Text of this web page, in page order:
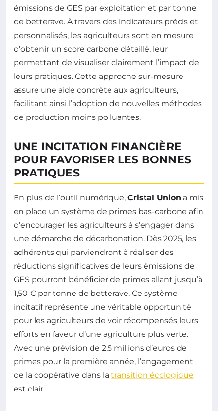
émissions de GES par exploitation et par tonne
de betterave. À travers des indicateurs précis et
personnalisés, les agriculteurs sont en mesure
d’obtenir un score carbone détaillé, leur
permettant de visualiser clairement l’impact de
leurs pratiques. Cette approche sur-mesure
assure une aide concrète aux agriculteurs,
facilitant ainsi l’adoption de nouvelles méthodes
de production moins polluantes.
UNE INCITATION FINANCIÈRE
POUR FAVORISER LES BONNES
PRATIQUES
En plus de l’outil numérique, Cristal Union a mis
en place un système de primes bas-carbone afin
d’encourager les agriculteurs à s’engager dans
une démarche de décarbonation. Dès 2025, les
adhérents qui parviendront à réaliser des
réductions significatives de leurs émissions de
GES pourront bénéficier de primes allant jusqu’à
1,50 € par tonne de betterave. Ce système
incitatif représente une véritable opportunité
pour les agriculteurs de voir récompensés leurs
efforts en faveur d’une agriculture plus verte.
Avec une prévision de 2,5 millions d’euros de
primes pour la première année, l’engagement
de la coopérative dans la transition écologique
est clair.